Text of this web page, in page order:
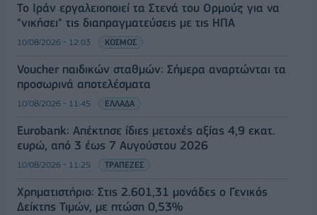
Το Ιράν εργαλειοποιεί τα Στενά του Ορμούζ για να
"νικήσει" τις διαπραγματεύσεις με τις ΗΠΑ
10/08/2026 - 12:03 ΚΟΣΜΟΣ
Voucher παιδικών σταθμών: Σήμερα αναρτώνται τα
προσωρινά αποτελέσματα
10/08/2026 - 11:45 ΕΛΛΑΔΑ
Eurobank: Απέκτησε ίδιες μετοχές αξίας 4,9 εκατ.
ευρώ, από 3 έως 7 Αυγούστου 2026
10/08/2026 - 11:25 ΤΡΑΠΕΖΕΣ
Χρηματιστήριο: Στις 2.601,31 μονάδες ο Γενικός
Δείκτης Τιμών, με πτώση 0,53%